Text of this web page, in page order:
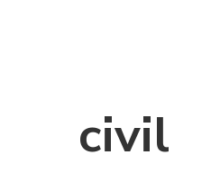
civil